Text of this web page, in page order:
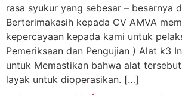
rasa syukur yang sebesar – besarnya
Berterimakasih kepada CV AMVA
kepercayaan kepada kami untuk
Pemeriksaan dan Pengujian ) Alat k3
untuk Memastikan bahwa alat
layak untuk dioperasikan. […]